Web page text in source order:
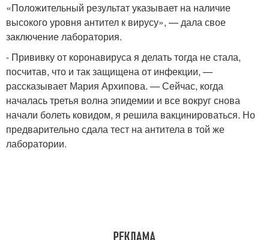
«Положительный результат указывает на наличие
высокого уровня антител к вирусу», — дала свое
заключение лаборатория.
- Прививку от коронавируса я делать тогда не стала,
посчитав, что и так защищена от инфекции, —
рассказывает Мария Архипова. — Сейчас, когда
началась третья волна эпидемии и все вокруг снова
начали болеть ковидом, я решила вакцинироваться. Но
предварительно сдала тест на антитела в той же
лаборатории.